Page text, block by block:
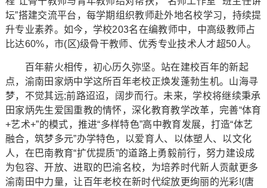
坛”搭建交流平台，每学期组织教师赴外地名校学习，持续提
升专业素养。如今，学校203名在编教师中，中高级教师占
比达60%，市(区)级骨干教师、优秀专业技术人才超50人。
百年薪火相传，初心历久弥坚。站在建校百年的新起
点，渝南田家炳中学这所百年老校正焕发蓬勃生机。山海寻
梦，不觉其远;前路迢迢，阔步而行。未来，学校将继续秉承
田家炳先生爱国重教的情怀，深化教育教学改革，完善“体育
+艺术+”的模式，推进“多样特色”高中教育发展，打造“体艺
融合，筑梦多元”办学特色，以爱育人、以体塑人、以文化
人，在巴南教育“扩优提质”的道路上勇毅前行，努力建设成
为包容、开放、进取的巴渝名校，为培养时代新人贡献更多
渝南田中力量，让百年老校在新时代绽放更绚丽的光彩!(唐